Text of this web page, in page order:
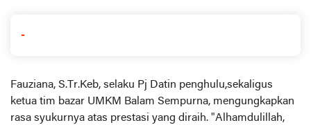
-
Fauziana, S.Tr.Keb, selaku Pj Datin penghulu,sekaligus
ketua tim bazar UMKM Balam Sempurna, mengungkapkan
rasa syukurnya atas prestasi yang diraih. "Alhamdulillah,